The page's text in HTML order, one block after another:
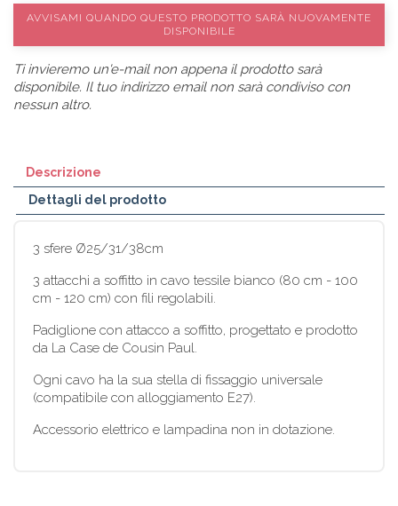
AVVISAMI QUANDO QUESTO PRODOTTO SARÀ NUOVAMENTE
DISPONIBILE
Ti invieremo un'e-mail non appena il prodotto sarà
disponibile. Il tuo indirizzo email non sarà condiviso con
nessun altro.
Descrizione
Dettagli del prodotto
3 sfere Ø25/31/38cm
3 attacchi a soffitto in cavo tessile bianco (80 cm - 100
cm - 120 cm) con fili regolabili.
Padiglione con attacco a soffitto, progettato e prodotto
da La Case de Cousin Paul.
Ogni cavo ha la sua stella di fissaggio universale
(compatibile con alloggiamento E27).
Accessorio elettrico e lampadina non in dotazione.